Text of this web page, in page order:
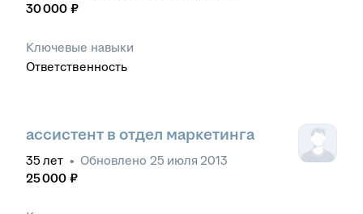
30 000 ₽
Ключевые навыки
Ответственность
ассистент в отдел маркетинга
35 лет • Обновлено 25 июля 2013
25 000 ₽